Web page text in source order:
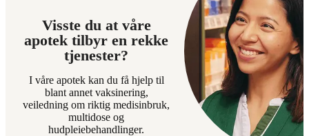
Visste du at våre
apotek tilbyr en rekke
tjenester?
I våre apotek kan du få hjelp til
blant annet vaksinering,
veiledning om riktig medisinbruk,
multidose og
hudpleiebehandlinger.